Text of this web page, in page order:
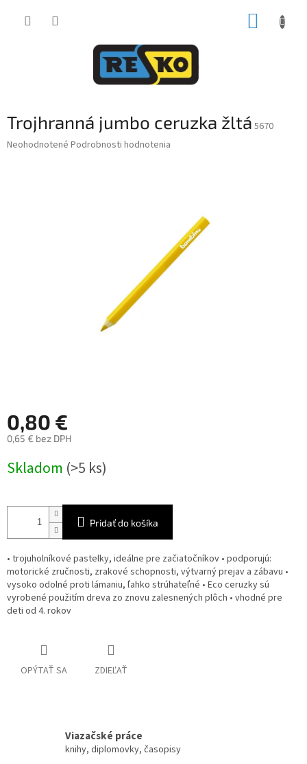
Trojhranná jumbo ceruzka žltá 5670
Priemerné
Neohodnotené Podrobnosti hodnotenia
0,80 €
0,65 € bez DPH
cena:
Skladom (>5 ks)
Pridať do košíka
• trojuholníkové pastelky, ideálne pre začiatočníkov • podporujú:
motorické zručnosti, zrakové schopnosti, výtvarný prejav a zábavu •
vysoko odolné proti lámaniu, ľahko strúhateľné • Eco ceruzky sú
vyrobené použitím dreva zo znovu zalesnených plôch • vhodné pre
deti od 4. rokov
OPÝTAŤ SA ZDIEĽAŤ
Viazačské práce
knihy, diplomovky, časopisy